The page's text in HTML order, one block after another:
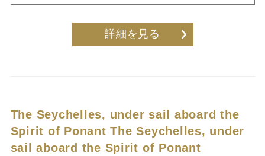
詳細を見る
The Seychelles, under sail aboard the
Spirit of PonantThe Seychelles, under
sail aboard the Spirit of Ponant